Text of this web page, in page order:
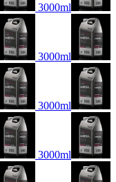
3000ml
3000ml
3000ml
3000ml